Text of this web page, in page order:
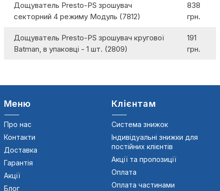
Дощуватель Presto-PS зрошувач
секторний 4 режиму Модуль (7812)
838
грн.
Дощуватель Presto-PS зрошувач кругової
Batman, в упаковці - 1 шт. (2809)
191
грн.
Меню
Про нас
Контакти
Доставка
Гарантія
Акції
Блог
Клієнтам
Система знижок
Індивідуальні знижки для
постійних клієнтів
Акції та пропозиції
Оплата
Оплата частинами